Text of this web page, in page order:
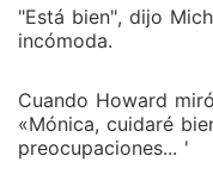
"Está bien", dijo
incómoda.
Cuando Howard
«Mónica, cuidaré
preocupaciones... '